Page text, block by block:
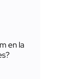
en la